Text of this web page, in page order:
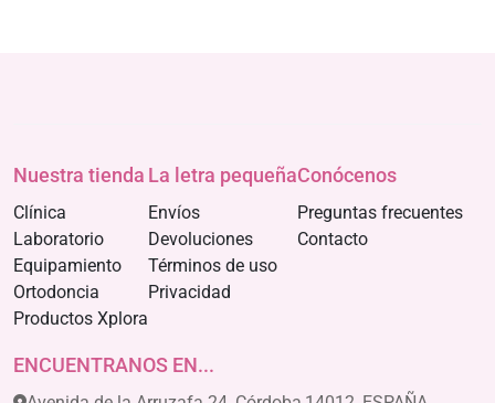
Nuestra tienda
Clínica
Laboratorio
Equipamiento
Ortodoncia
Productos Xplora
La letra pequeña
Envíos
Devoluciones
Términos de uso
Privacidad
Conócenos
Preguntas frecuentes
Contacto
ENCUENTRANOS EN...